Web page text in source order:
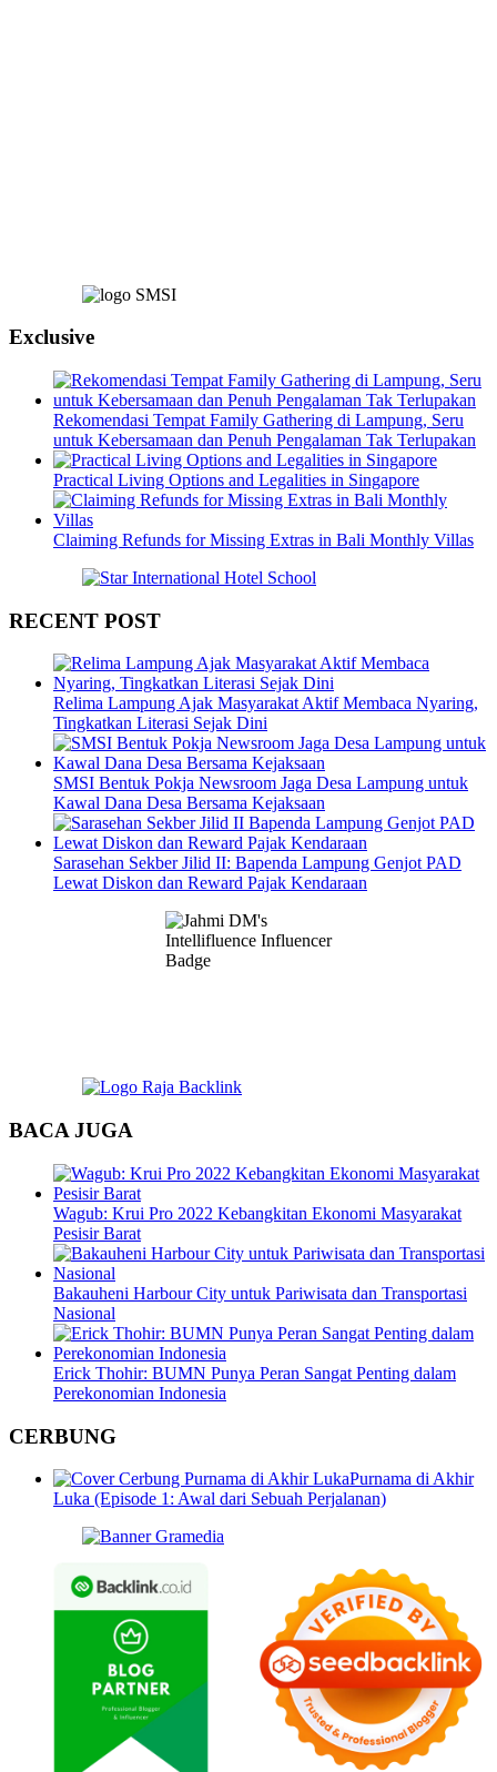
Exclusive
Rekomendasi Tempat Family Gathering di Lampung, Seru
untuk Kebersamaan dan Penuh Pengalaman Tak Terlupakan
Practical Living Options and Legalities in Singapore
Claiming Refunds for Missing Extras in Bali Monthly Villas
RECENT POST
Relima Lampung Ajak Masyarakat Aktif Membaca Nyaring,
Tingkatkan Literasi Sejak Dini
SMSI Bentuk Pokja Newsroom Jaga Desa Lampung untuk
Kawal Dana Desa Bersama Kejaksaan
Sarasehan Sekber Jilid II: Bapenda Lampung Genjot PAD
Lewat Diskon dan Reward Pajak Kendaraan
BACA JUGA
Wagub: Krui Pro 2022 Kebangkitan Ekonomi Masyarakat
Pesisir Barat
Bakauheni Harbour City untuk Pariwisata dan Transportasi
Nasional
Erick Thohir: BUMN Punya Peran Sangat Penting dalam
Perekonomian Indonesia
CERBUNG
Purnama di Akhir
Luka (Episode 1: Awal dari Sebuah Perjalanan)